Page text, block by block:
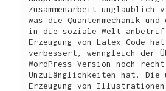
Zusammenarbeit unglaublich
was die Quantenmechanik
in die soziale Welt
Erzeugung von Latex Code
verbessert, wenngleich der
WordPress Version noch
Unzulänglichkeiten hat. Die
Erzeugung von